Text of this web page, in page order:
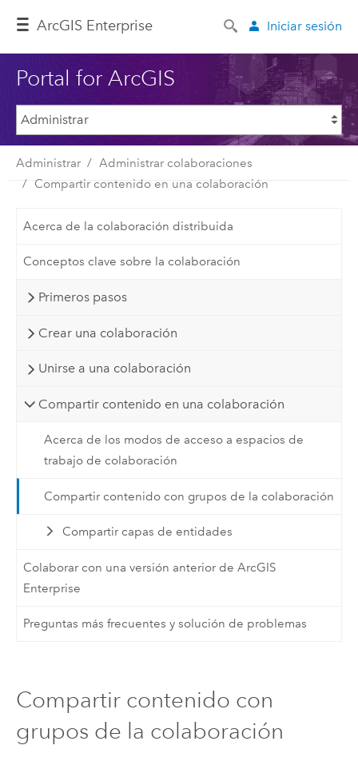
ArcGIS Enterprise Iniciar sesión
Portal for ArcGIS
Administrar
Administrar colaboraciones
Compartir contenido en una colaboración
Acerca de la colaboración distribuida
Conceptos clave sobre la colaboración
Primeros pasos
Crear una colaboración
Unirse a una colaboración
Compartir contenido en una colaboración
Acerca de los modos de acceso a espacios de
trabajo de colaboración
Compartir contenido con grupos de la colaboración
Compartir capas de entidades
Colaborar con una versión anterior de ArcGIS
Enterprise
Preguntas más frecuentes y solución de problemas
Compartir contenido con
grupos de la colaboración